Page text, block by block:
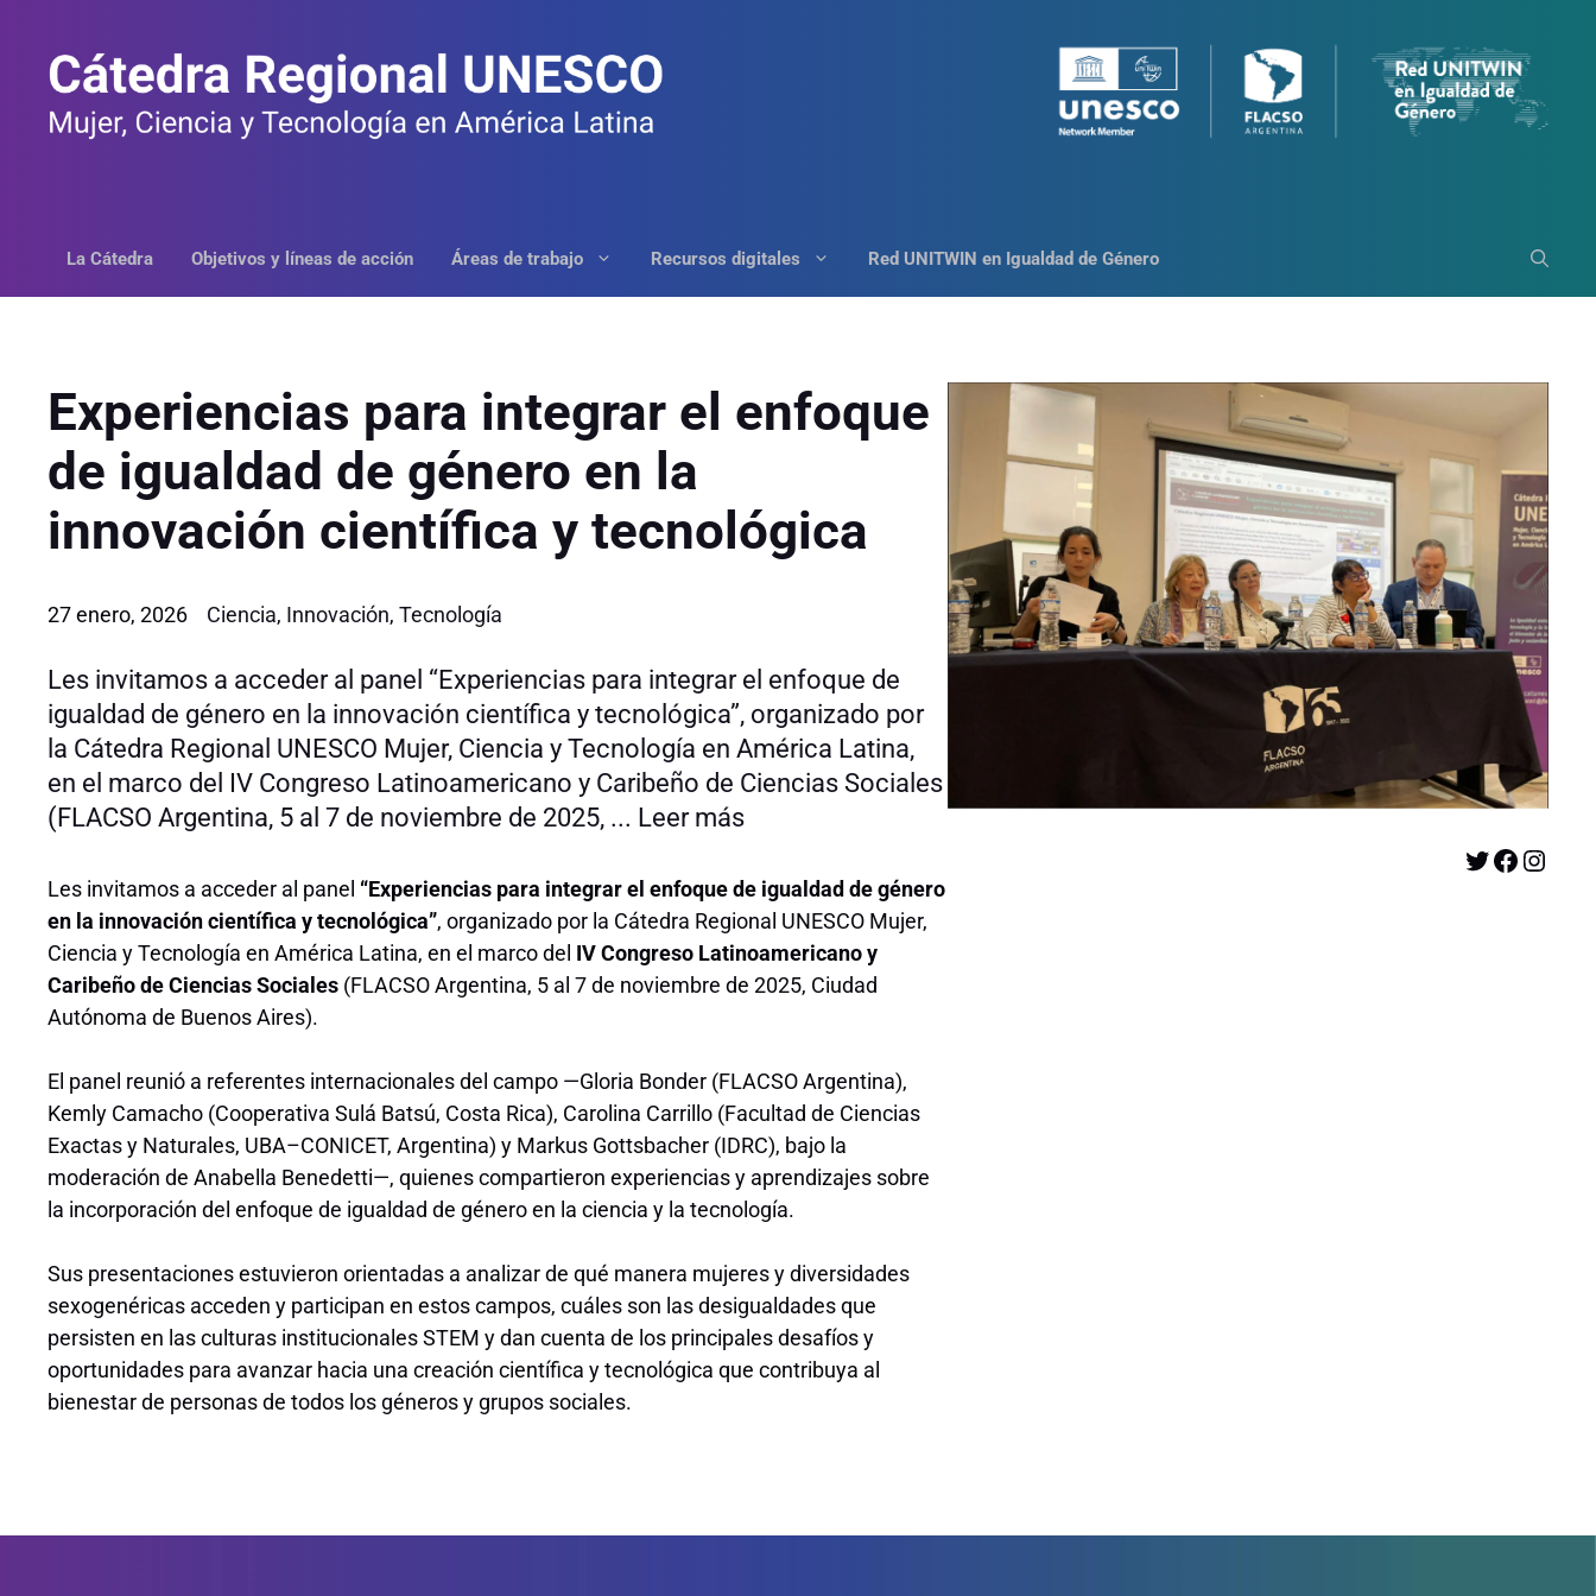
contenido
La Cátedra Objetivos y líneas de acción Áreas de trabajo Recursos digitales Red UNITWIN en Igualdad de Género
Experiencias para integrar el enfoque
de igualdad de género en la
innovación científica y tecnológica
27 enero, 2026 Ciencia, Innovación, Tecnología
Les invitamos a acceder al panel “Experiencias para integrar el enfoque de
igualdad de género en la innovación científica y tecnológica”, organizado por
la Cátedra Regional UNESCO Mujer, Ciencia y Tecnología en América Latina,
en el marco del IV Congreso Latinoamericano y Caribeño de Ciencias Sociales
(FLACSO Argentina, 5 al 7 de noviembre de 2025, ... Leer más
Les invitamos a acceder al panel “Experiencias para integrar el enfoque de igualdad de género
en la innovación científica y tecnológica”, organizado por la Cátedra Regional UNESCO Mujer,
Ciencia y Tecnología en América Latina, en el marco del IV Congreso Latinoamericano y
Caribeño de Ciencias Sociales (FLACSO Argentina, 5 al 7 de noviembre de 2025, Ciudad
Autónoma de Buenos Aires).
El panel reunió a referentes internacionales del campo —Gloria Bonder (FLACSO Argentina),
Kemly Camacho (Cooperativa Sulá Batsú, Costa Rica), Carolina Carrillo (Facultad de Ciencias
Exactas y Naturales, UBA–CONICET, Argentina) y Markus Gottsbacher (IDRC), bajo la
moderación de Anabella Benedetti—, quienes compartieron experiencias y aprendizajes sobre
la incorporación del enfoque de igualdad de género en la ciencia y la tecnología.
Sus presentaciones estuvieron orientadas a analizar de qué manera mujeres y diversidades
sexogenéricas acceden y participan en estos campos, cuáles son las desigualdades que
persisten en las culturas institucionales STEM y dan cuenta de los principales desafíos y
oportunidades para avanzar hacia una creación científica y tecnológica que contribuya al
bienestar de personas de todos los géneros y grupos sociales.
Twitter Facebook Instagram